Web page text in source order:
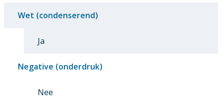
Wet (condenserend)
Ja
Negative (onderdruk)
Nee